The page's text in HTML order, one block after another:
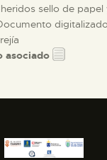
sello de papel
asociado